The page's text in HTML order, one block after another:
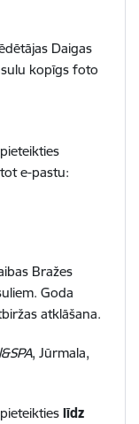
Daigas
kopīgs foto
pieteikties
e-pastu:
Bražes
Goda
atklāšana.
, Jūrmala,
līdz